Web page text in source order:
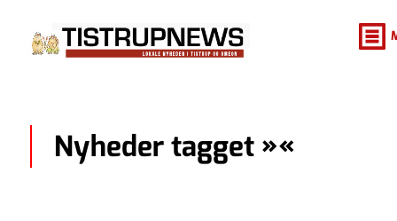
Nyheder tagget »«